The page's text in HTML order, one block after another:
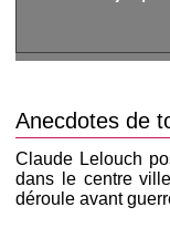
Anecdotes de
Claude Lelouch
dans le centre
déroule avant